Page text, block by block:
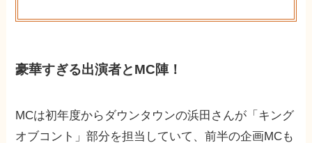
豪華すぎる出演者とMC陣！
MCは初年度からダウンタウンの浜田さんが「キング
オブコント」部分を担当していて、前半の企画MCも